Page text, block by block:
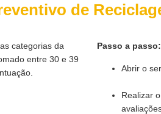
de
categorias da
entre 30 e 39
Passo a passo:
Abrir o
Realizar